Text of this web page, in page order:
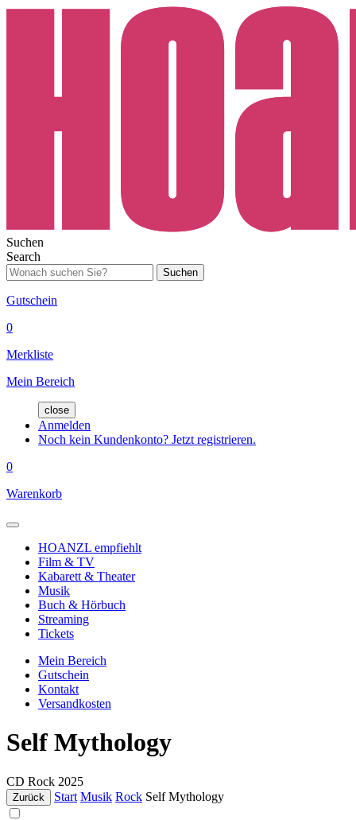
Suchen
Search
Suchen
Gutschein
0
Merkliste
Mein Bereich
close
Anmelden
Noch kein Kundenkonto? Jetzt registrieren.
0
Warenkorb
HOANZL empfiehlt
Film & TV
Kabarett & Theater
Musik
Buch & Hörbuch
Streaming
Tickets
Mein Bereich
Gutschein
Kontakt
Versandkosten
Self Mythology
CD Rock 2025
Zurück Start Musik Rock Self Mythology